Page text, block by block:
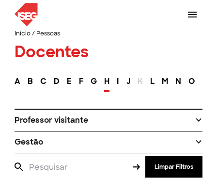
Início/ Pessoas
Docentes
A B C D E F G H I J K L M N O
Professor visitante
Gestão
Limpar Filtros